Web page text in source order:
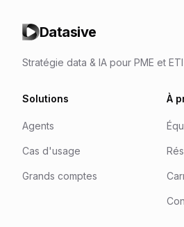
Datasive
Stratégie data & IA pour PME et
Solutions
Agents
Cas d'usage
Grands comptes
À